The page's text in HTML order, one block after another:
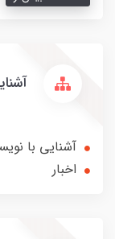
آشنایی با
اخبار